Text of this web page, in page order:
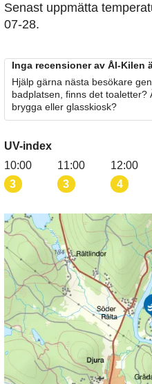
Senast uppmätta
07-28.
Inga recensioner av Ål-Kilen
Hjälp gärna nästa besökare
badplatsen, finns det
brygga eller glasskiosk?
UV-index
10:00
3
11:00
3
12:00
4